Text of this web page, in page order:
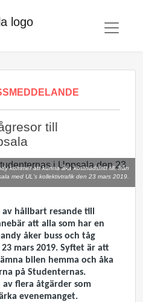
till
kommer att kunna åka kostnadsfritt till, från
med UL's kollektivtrafik den 23 mars 2019.
hållbart resande till
att alla som har en
åker buss och tåg
mars 2019. Syftet är att
bilen hemma och åka
på Studenternas.
av flera åtgärder som
evenemanget.